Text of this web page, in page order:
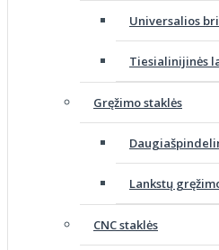
Universalios
Tiesialinijinės
Gręžimo staklės
Lankstų
CNC staklės